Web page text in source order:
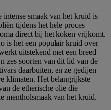
intense smaak van het kruid is
tijdens het hele proces
direct bij het koken vrijkomt.
is het een populair kruid over
uitstekend met een breed
zes soorten van dit lid van de
daarbuiten, en ze gedijen
klimaten. Het belangrijkste
de etherische olie die
mentholsmaak van het kruid.